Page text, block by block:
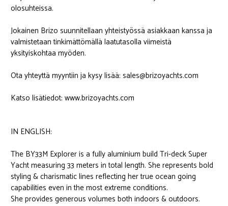
olosuhteissa.
Jokainen Brizo suunnitellaan yhteistyössä asiakkaan kanssa ja
valmistetaan tinkimättömällä laatutasolla viimeistä
yksityiskohtaa myöden.
Ota yhteyttä myyntiin ja kysy lisää: sales@brizoyachts.com
Katso lisätiedot: www.brizoyachts.com
IN ENGLISH:
The BY33M Explorer is a fully aluminium build Tri-deck Super
Yacht measuring 33 meters in total length. She represents bold
styling & charismatic lines reflecting her true ocean going
capabilities even in the most extreme conditions.
She provides generous volumes both indoors & outdoors.